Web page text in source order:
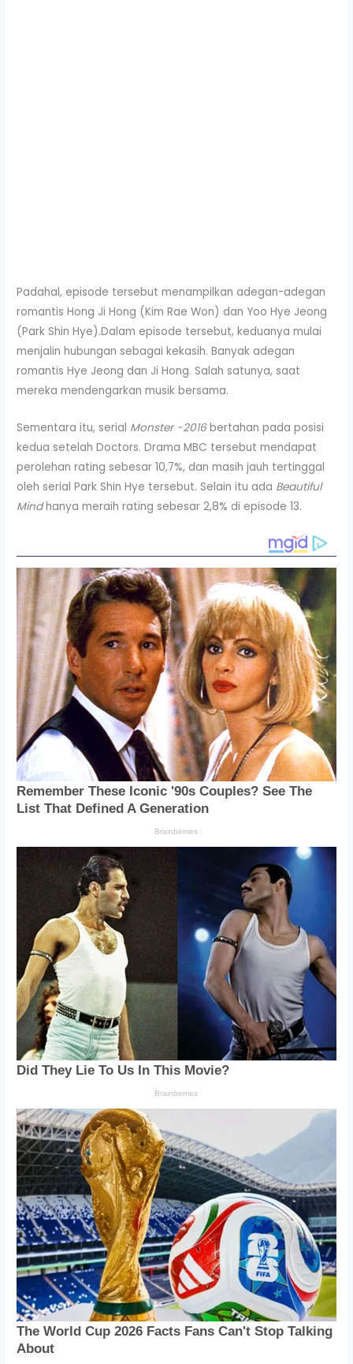
Padahal, episode tersebut menampilkan adegan-adegan
romantis Hong Ji Hong (Kim Rae Won) dan Yoo Hye Jeong
(Park Shin Hye).Dalam episode tersebut, keduanya mulai
menjalin hubungan sebagai kekasih. Banyak adegan
romantis Hye Jeong dan Ji Hong. Salah satunya, saat
mereka mendengarkan musik bersama.
Sementara itu, serial Monster -2016bertahan pada posisi
kedua setelah Doctors. Drama MBC tersebut mendapat
perolehan rating sebesar 10,7%, dan masih jauh tertinggal
oleh serial Park Shin Hye tersebut. Selain itu ada Beautiful
Mindhanya meraih rating sebesar 2,8% di episode 13.